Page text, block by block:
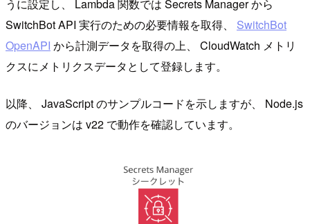
うに設定し、 Lambda 関数では Secrets Manager から
SwitchBot API 実行のための必要情報を取得、 SwitchBot
OpenAPI から計測データを取得の上、 CloudWatch メトリ
クスにメトリクスデータとして登録します。
以降、 JavaScript のサンプルコードを示しますが、 Node.js
のバージョンは v22 で動作を確認しています。